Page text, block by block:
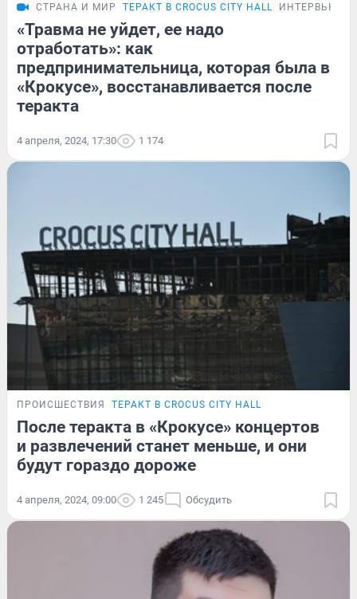
СТРАНА И МИР ТЕРАКТ В CROCUS CITY HALL ИНТЕРВЬЮ
«Травма не уйдет, ее надо
отработать»: как
предпринимательница, которая была в
«Крокусе», восстанавливается после
теракта
4 апреля, 2024, 17:30 1 174
ПРОИСШЕСТВИЯ ТЕРАКТ В CROCUS CITY HALL
После теракта в «Крокусе» концертов
и развлечений станет меньше, и они
будут гораздо дороже
4 апреля, 2024, 09:00 1 245 Обсудить